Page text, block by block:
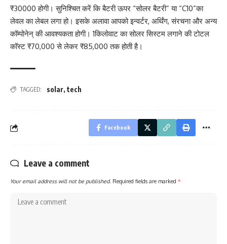
₹30000 होगी। सुनिश्चित करें कि बैटरी ऊपर “सोलर बैटरी” या “C10”का
लेवल का लेबल लगा हो। इसके अलावा आपको इन्वर्टर, अर्थिंग, संरचना और अन्य
कॉम्पोनेन् की आवश्यकता होगी। 1किलोवाट का सोलर सिस्टम लगाने की टोटल
कॉस्ट ₹70,000 से लेकर ₹85,000 तक होती है।
TAGGED: solar, tech
Facebook
Leave a comment
Your email address will not be published. Required fields are marked *